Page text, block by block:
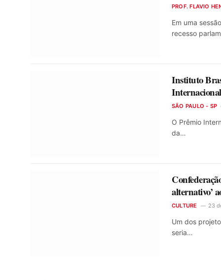
PROF. FLAVIO
Em uma
recesso
Instituto
SÃO PAULO - SP
O Prêmio
da…
alternativo’
CULTURE 23
Um dos
seria…